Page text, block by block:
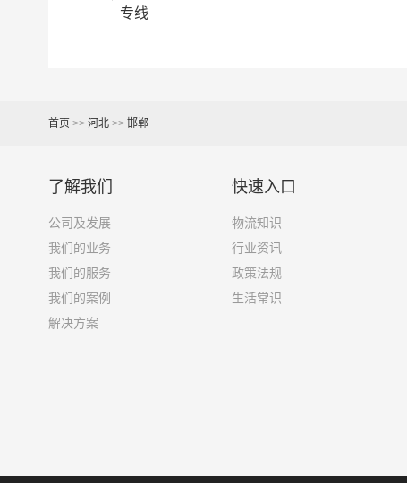
专线
首页 >> 河北>> 邯郸
了解我们
公司及发展
我们的业务
我们的服务
我们的案例
解决方案
快速入口
物流知识
行业资讯
政策法规
生活常识